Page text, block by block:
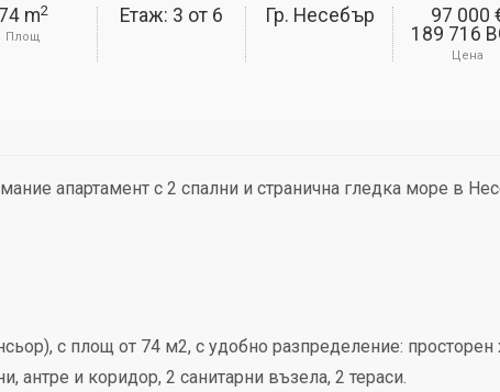
74 m2
Площ
Етаж: 3 от6 Гр. Несебър
97 000
189 716
Цена
апартамент с 2 спални и странична гледка море в
с площ от 74 м2, с удобно разпределение: просторен
антре и коридор, 2 санитарни възела, 2 тераси.